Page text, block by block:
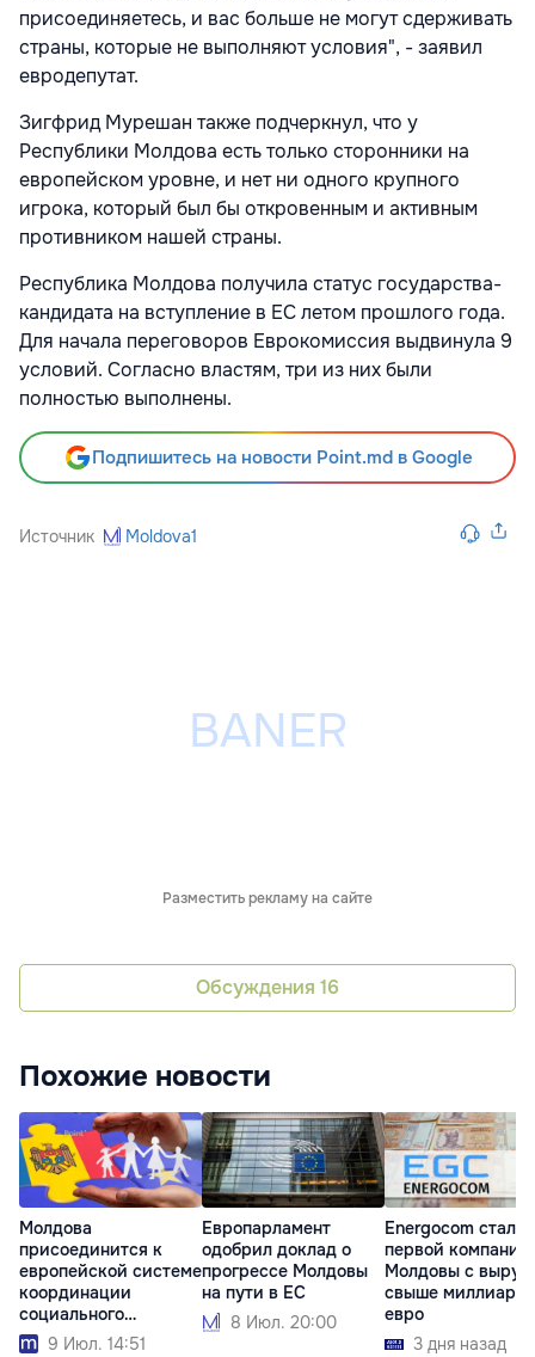
присоединяетесь, и вас больше не могут сдерживать
страны, которые не выполняют условия", - заявил
евродепутат.
Зигфрид Мурешан также подчеркнул, что у
Республики Молдова есть только сторонники на
европейском уровне, и нет ни одного крупного
игрока, который был бы откровенным и активным
противником нашей страны.
Республика Молдова получила статус государства-
кандидата на вступление в ЕС летом прошлого года.
Для начала переговоров Еврокомиссия выдвинула 9
условий. Согласно властям, три из них были
полностью выполнены.
Подпишитесь на новости Point.md в Google
Источник Moldova1
Разместить рекламу на сайте
Обсуждения 16
Похожие новости
Молдова
присоединится к
европейской системе
координации
социального
обеспечения
9 Июл. 14:51
Европарламент
одобрил доклад о
прогрессе Молдовы
на пути в ЕС
8 Июл. 20:00
Energocom стала
первой
Молдовы с
свыше миллиарда
евро
3 дня назад